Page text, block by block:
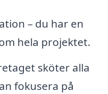
– du har en
hela projektet.
sköter alla
fokusera på